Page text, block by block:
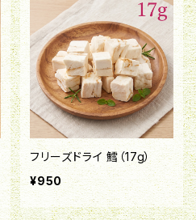
フリーズドライ 鱈（17g）
¥950